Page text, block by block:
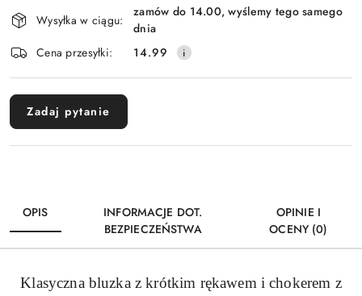
i
dostawa
Wysyłka w ciągu:
zamów do 14.00, wyślemy tego samego
dnia
Cena przesyłki:
14.99
Zadaj pytanie
OPIS
INFORMACJE DOT.
BEZPIECZEŃSTWA
OPINIE I
OCENY (0)
Klasyczna bluzka z krótkim rękawem i chokerem z